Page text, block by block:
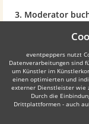
3. Moderator
Wenn Sie sich einig
eine Buchung für
Zusammenstellung
Kosten durch
Nach Ihrer
zu bewerten.
4. Live-Show
eventpeppers nutzt
Datenverarbeitungen sind
um Künstler im
einen optimierten und
externer Dienstleister wie
Durch die
Drittplattformen - auch